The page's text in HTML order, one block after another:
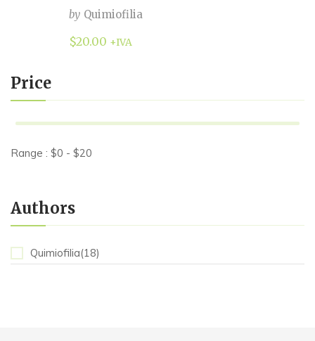
Price
Range : $0 - $20
Authors
Quimiofilia(18)
by Quimiofilia
$20.00 +IVA